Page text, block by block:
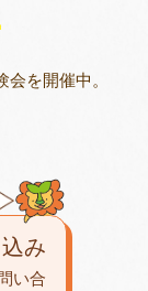
会を開催中。
み
い合